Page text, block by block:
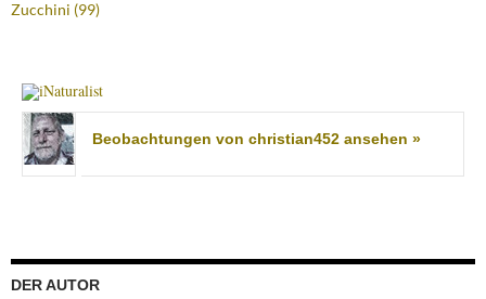
Zucchini (99)
Beobachtungen von christian452 ansehen »
DER AUTOR